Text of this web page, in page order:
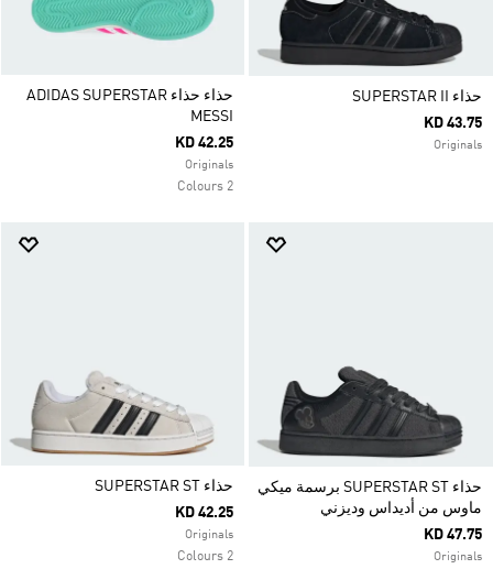
حذاء SUPERSTAR II
KD 43.75
Originals
حذاء حذاء ADIDAS SUPERSTAR
MESSI
KD 42.25
Originals
2 Colours
حذاء SUPERSTAR ST برسمة ميكي
ماوس من أديداس وديزني
KD 47.75
Originals
حذاء SUPERSTAR ST
KD 42.25
Originals
2 Colours